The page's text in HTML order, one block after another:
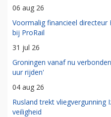
06 aug 26
Voormalig financieel directeur
bij ProRail
31 jul 26
Groningen vanaf nu
uur rijden'
04 aug 26
Rusland trekt vliegvergunning
veiligheid